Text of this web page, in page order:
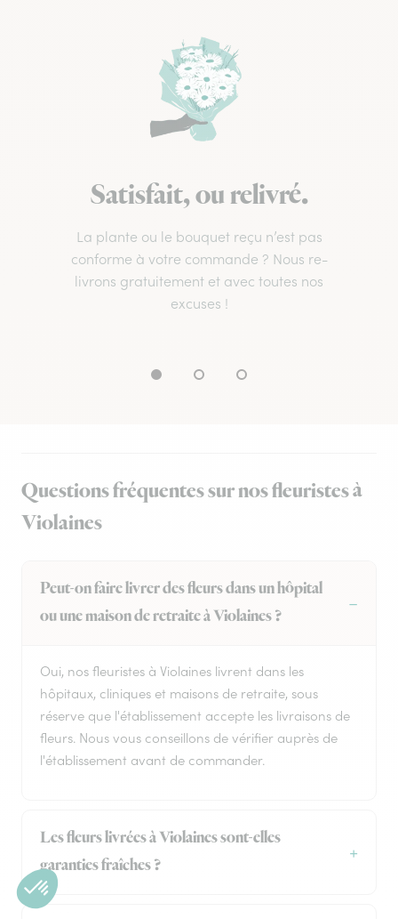
Satisfait, ou relivré.
La plante ou le bouquet reçu n’est pas
conforme à votre commande ? Nous re-
livrons gratuitement et avec toutes nos
excuses !
Questions fréquentes sur nos fleuristes à
Violaines
Peut-on faire livrer des fleurs dans un hôpital
ou une maison de retraite à Violaines ?
Oui, nos fleuristes à Violaines livrent dans les
hôpitaux, cliniques et maisons de retraite, sous
réserve que l'établissement accepte les livraisons de
fleurs. Nous vous conseillons de vérifier auprès de
l'établissement avant de commander.
Les fleurs livrées à Violaines sont-elles
garanties fraîches ?